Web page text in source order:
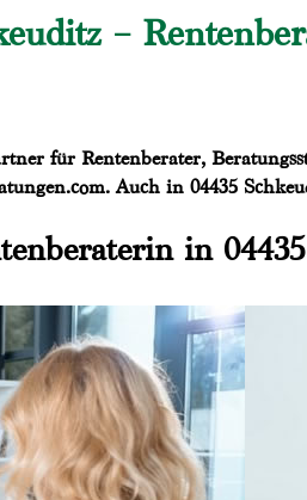
–
für Rentenberater,
Auch in 04435
in